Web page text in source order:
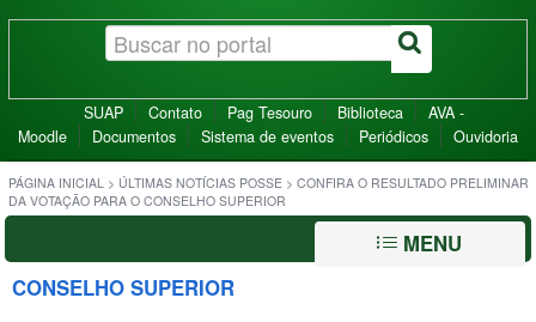
SUAP Contato Pag Tesouro Biblioteca
AVA -
Moodle
Documentos Sistema de eventos Periódicos Ouvidoria
PÁGINA INICIAL > ÚLTIMAS NOTÍCIAS POSSE > CONFIRA O RESULTADO PRELIMINAR
DA VOTAÇÃO PARA O CONSELHO SUPERIOR
MENU
CONSELHO SUPERIOR